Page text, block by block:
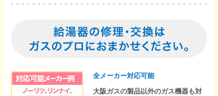
全メーカー対応可能
大阪ガスの製品以外のガス機器も対